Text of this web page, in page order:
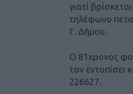
γιατί
τηλέφωνο
Γ. Δήμου.
Ο 81χρονος
τον εντοπίσει
226627.